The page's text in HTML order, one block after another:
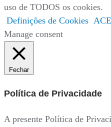
uso de TODOS os cookies.
Definições de Cookies
Manage consent
Fechar
Política de Privacidade
A presente Política de